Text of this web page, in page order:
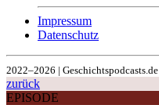
Impressum
Datenschutz
2022–2026 | Geschichtspodcasts.de
zurück
EPISODE